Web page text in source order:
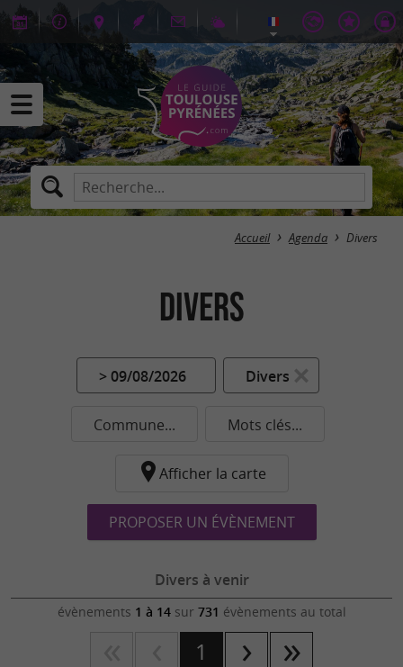
Accueil Agenda Divers
Divers
> 09/08/2026 Divers
Commune... Mots clés...
Afficher la carte
PROPOSER UN ÉVÈNEMENT
Divers à venir
évènements 1 à 14sur 731 évènements au total
1